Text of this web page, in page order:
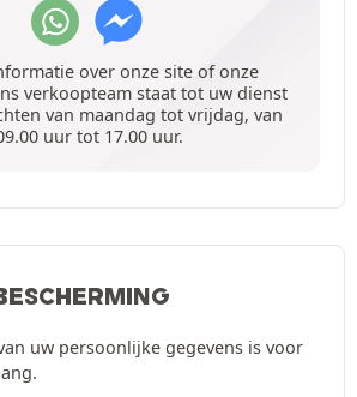
over onze site of onze
verkoopteam staat tot uw dienst
van maandag tot vrijdag, van
uur tot 17.00 uur.
uw persoonlijke gegevens is voor